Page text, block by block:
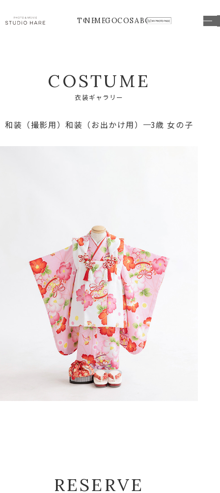
TOP
NEWS
MENU
GOODS
COSTUME
ABOUT
COSTUME
衣装ギ ャ ラ リ ー
和装（撮影用）和装（お出かけ用） 3歳 女の子
RESE RVE